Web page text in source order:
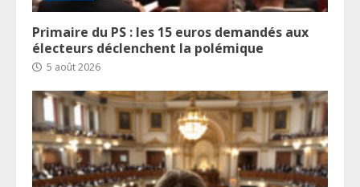
Primaire du PS : les 15 euros demandés aux
électeurs déclenchent la polémique
5 août 2026